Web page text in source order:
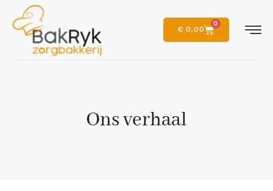
€ 0,00
0
Ons verhaal